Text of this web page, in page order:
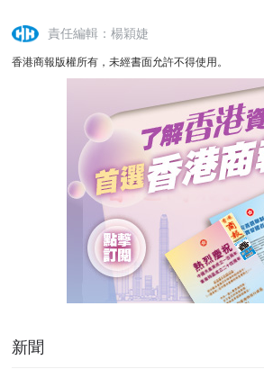
責任編輯：楊穎婕
香港商報版權所有，未經書面允許不得使用。
新聞